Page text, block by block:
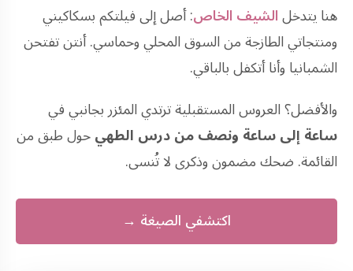
هنا يتدخلالشيف الخاص: أصل إلى فيلتكم بسكاكيني
ومنتجاتي الطازجة من السوق المحلي وحماسي. أنتن تفتحن
الشمبانيا وأنا أتكفل بالباقي.
والأفضل؟ العروس المستقبلية ترتدي المئزر بجانبي في
ساعة إلى ساعة ونصف من درس الطهيحول طبق من
القائمة. ضحك مضمون وذكرى لا تُنسى.
اكتشفي الصيغة →